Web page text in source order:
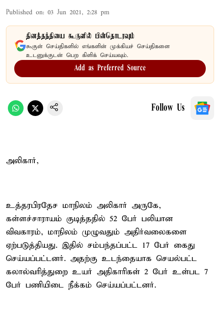
Published on: 03 Jun 2021, 2:28 pm
தினத்தந்தியை கூகுளில் பின்தொடரவும்
கூகுள் செய்திகளில் எங்களின் முக்கியச் செய்திகளை
உடனுக்குடன் பெற கிளிக் செய்யவும்.
Add as Preferred Source
Follow Us
அலிகார்,
உத்தரபிரதேச மாநிலம் அலிகார் அருகே,
கள்ளச்சாராயம் குடித்ததில் 52 பேர் பலியான
விவகாரம், மாநிலம் முழுவதும் அதிர்வலைகளை
ஏற்படுத்தியது. இதில் சம்பந்தப்பட்ட 17 பேர் கைது
செய்யப்பட்டனர். அதற்கு உடந்தையாக செயல்பட்ட
கலால்வரித்துறை உயர் அதிகாரிகள் 2 பேர் உள்பட 7
பேர் பணியிடை நீக்கம் செய்யப்பட்டனர்.